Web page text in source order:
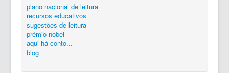
plano nacional de leitura
recursos educativos
sugestões de leitura
prémio nobel
aqui há conto...
blog